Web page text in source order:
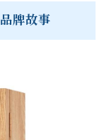
品牌故事